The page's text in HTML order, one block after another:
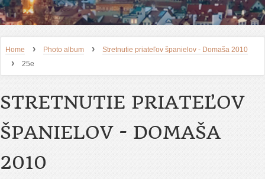
Home › Photo album › Stretnutie priateľov španielov - Domaša 2010
› 25e
STRETNUTIE PRIATEĽOV
ŠPANIELOV - DOMAŠA
2010